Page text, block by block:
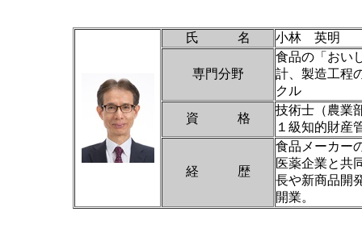
氏 名 小林 英明
専門分野
食品の「おい
計、製造工程
クル
資 格
技術士（農業
１級知的財産
経 歴
食品メーカー
医薬企業と共
長や新商品開
開業。